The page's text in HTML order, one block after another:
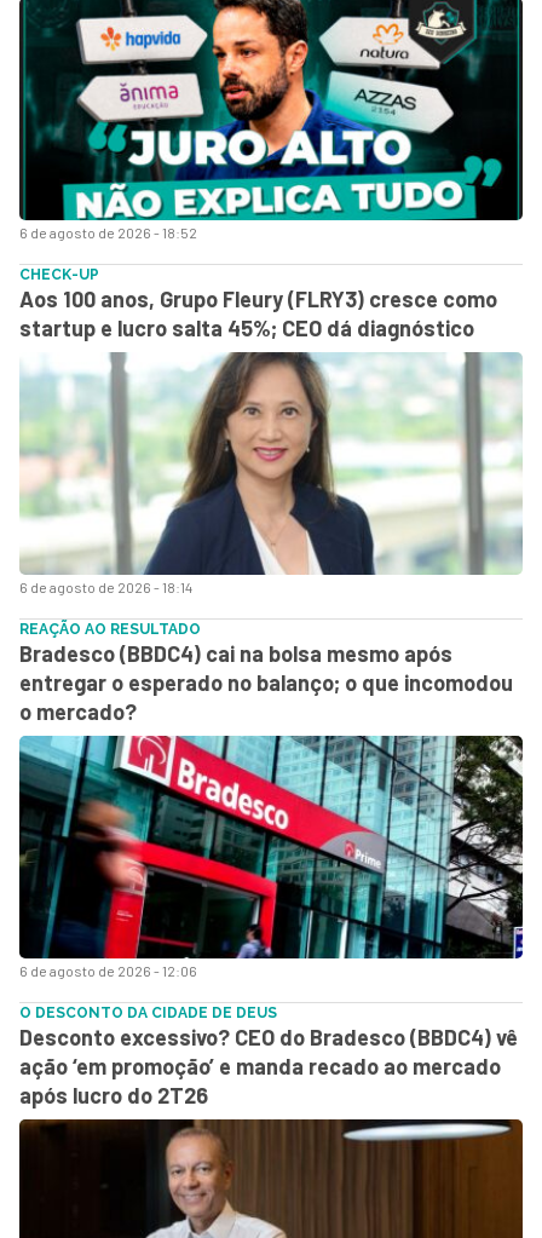
6 de agosto de 2026 - 18:52
6 de agosto de 2026 - 18:14
CHECK-UP
Aos 100 anos, Grupo Fleury (FLRY3) cresce como
startup e lucro salta 45%; CEO dá diagnóstico
6 de agosto de 2026 - 12:06
REAÇÃO AO RESULTADO
Bradesco (BBDC4) cai na bolsa mesmo após
entregar o esperado no balanço; o que incomodou
o mercado?
O DESCONTO DA CIDADE DE DEUS
Desconto excessivo? CEO do Bradesco (BBDC4) vê
ação ‘em promoção’ e manda recado ao mercado
após lucro do 2T26